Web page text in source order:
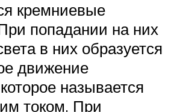
кремниевые
попадании на них
в них образуется
движение
называется
током. При